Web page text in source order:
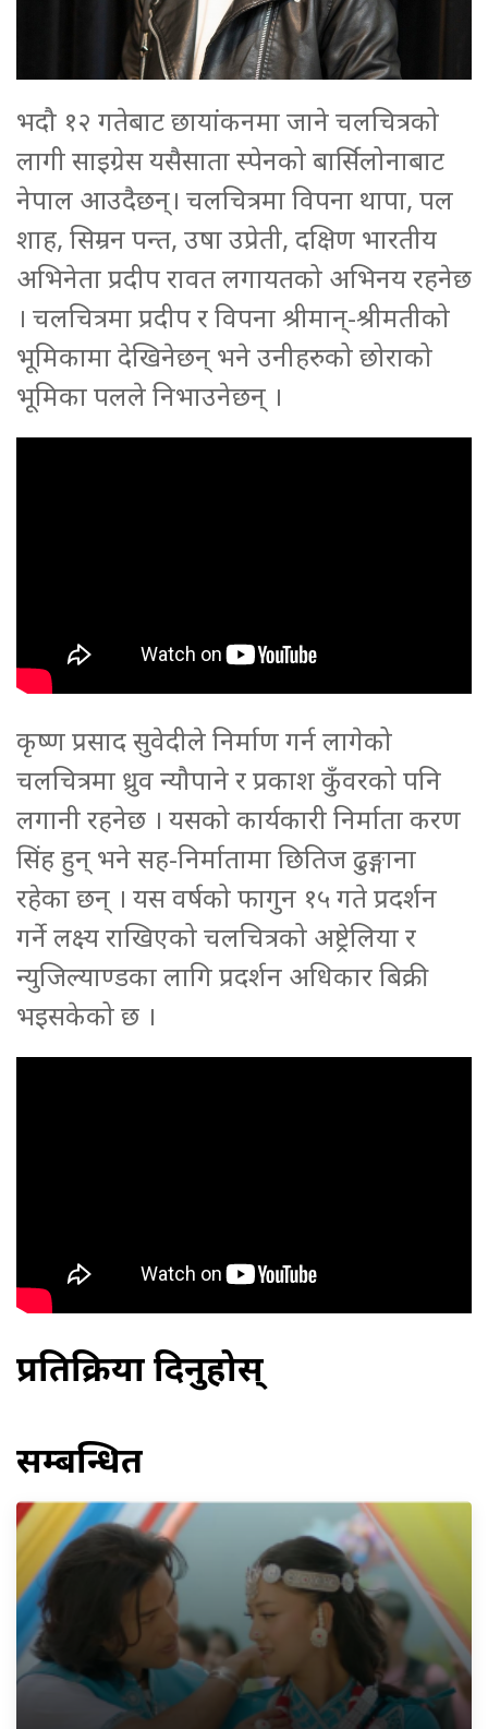
भदौ १२ गतेबाट छायांकनमा जाने चलचित्रको
लागी साइग्रेस यसैसाता स्पेनको बार्सिलोनाबाट
नेपाल आउदैछन्। चलचित्रमा विपना थापा, पल
शाह, सिम्रन पन्त, उषा उप्रेती, दक्षिण भारतीय
अभिनेता प्रदीप रावत लगायतको अभिनय रहनेछ
। चलचित्रमा प्रदीप र विपना श्रीमान्-श्रीमतीको
भूमिकामा देखिनेछन् भने उनीहरुको छोराको
भूमिका पलले निभाउनेछन् ।
कृष्ण प्रसाद सुवेदीले निर्माण गर्न लागेको
चलचित्रमा ध्रुव न्यौपाने र प्रकाश कुँवरको पनि
लगानी रहनेछ । यसको कार्यकारी निर्माता करण
सिंह हुन् भने सह-निर्मातामा छितिज ढुङ्गाना
रहेका छन् । यस वर्षको फागुन १५ गते प्रदर्शन
गर्ने लक्ष्य राखिएको चलचित्रको अष्ट्रेलिया र
न्युजिल्याण्डका लागि प्रदर्शन अधिकार बिक्री
भइसकेको छ ।
प्रतिक्रिया दिनुहोस्
सम्बन्धित